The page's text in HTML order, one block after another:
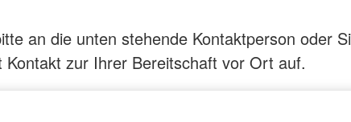
an die unten stehende Kontaktperson oder
Kontakt zur Ihrer Bereitschaft vor Ort auf.